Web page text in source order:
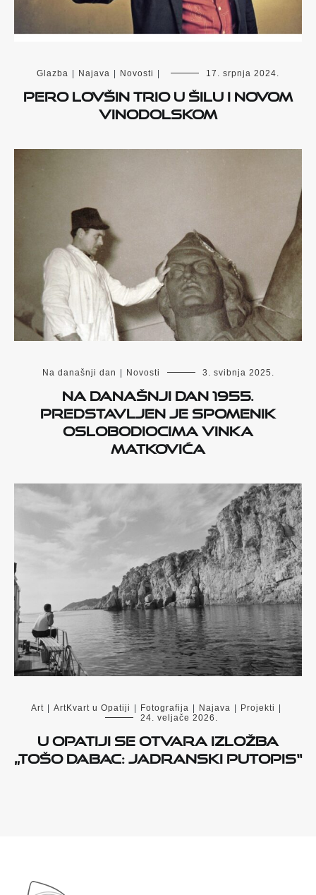
Glazba Najava Novosti 17. srpnja 2024.
Pero Lovšin Trio u Šilu i Novom
Vinodolskom
Na današnji dan Novosti 3. svibnja 2025.
Na današnji dan 1955.
predstavljen je spomenik
oslobodiocima Vinka
Matkovića
Art ArtKvart u Opatiji Fotografija Najava Projekti
24. veljače 2026.
U Opatiji se otvara izložba
„Tošo Dabac: Jadranski putopis“